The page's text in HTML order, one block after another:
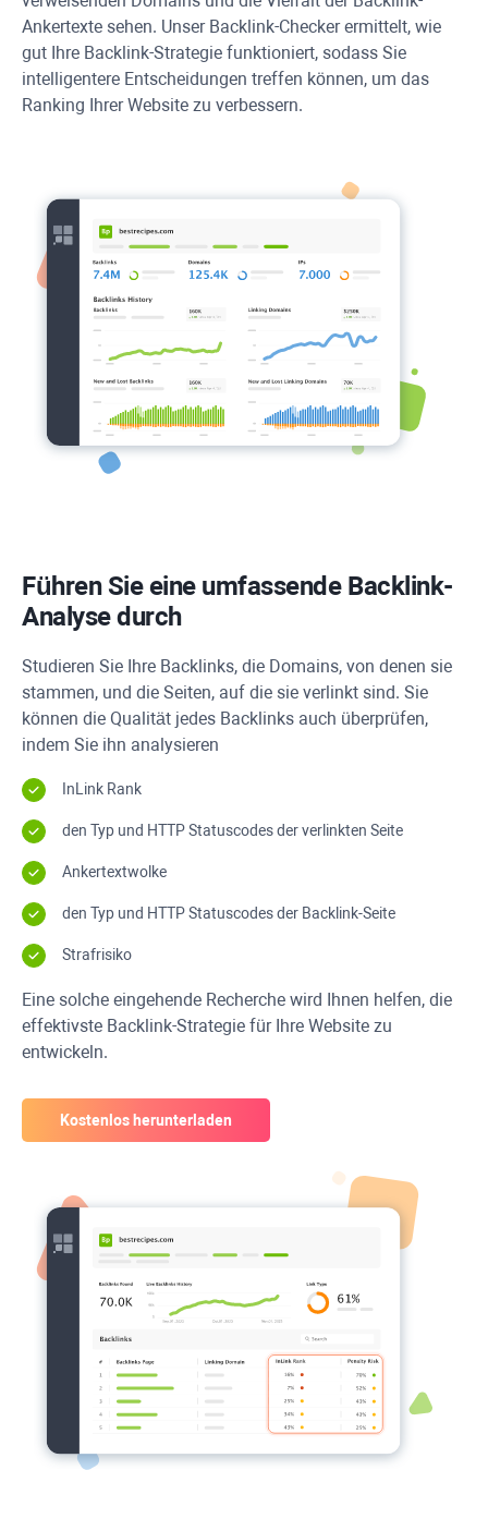
Ankertexte sehen. Unser Backlink-Checker ermittelt, wie
gut Ihre Backlink-Strategie funktioniert, sodass Sie
intelligentere Entscheidungen treffen können, um das
Ranking Ihrer Website zu verbessern.
Führen Sie eine umfassende Backlink-
Analyse durch
Studieren Sie Ihre Backlinks, die Domains, von denen sie
stammen, und die Seiten, auf die sie verlinkt sind. Sie
können die Qualität jedes Backlinks auch überprüfen,
indem Sie ihn analysieren
InLink Rank
den Typ und HTTPStatuscodes der verlinkten Seite
Ankertextwolke
den Typ und HTTPStatuscodes der Backlink-Seite
Strafrisiko
Eine solche eingehende Recherche wird Ihnen helfen, die
effektivste Backlink-Strategie für Ihre Website zu
entwickeln.
Kostenlos herunterladen